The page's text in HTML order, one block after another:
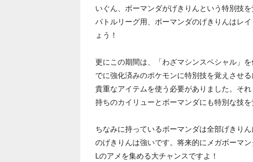
いぐん、ボーマンダがげきりんという特別技
バトルリーグ用、ボーマンダのげきりんはレ
ょう！
更にこの期間は、「わざマシンスペシャル」
でに強化済みのポケモンに特別技を覚えさせ
貴重なアイテムを使う必要がありました。そ
持ちのカイリューとボーマンダにも特別な技を
ちなみに持っているボーマンダは全部げきり
のげきりんは強いです。将来的にメガボーマ
Lのアメを集める大チャンスですよ！